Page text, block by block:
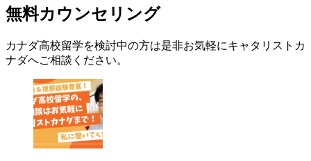
無料カウンセリング
カナダ高校留学を検討中の方は是非お気軽にキャタリストカ
ナダへご相談ください。